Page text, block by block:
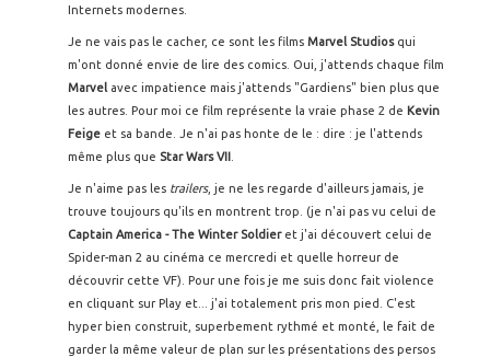
Internets modernes.
Je ne vais pas le cacher, ce sont les films Marvel Studios qui
m'ont donné envie de lire des comics. Oui, j'attends chaque film
Marvel avec impatience mais j'attends "Gardiens" bien plus que
les autres. Pour moi ce film représente la vraie phase 2 de Kevin
Feige et sa bande. Je n'ai pas honte de le : dire : je l'attends
même plus que Star Wars VII
Je n'aime pas les trailers, je ne les regarde d'ailleurs jamais, je
trouve toujours qu'ils en montrent trop. (je n'ai pas vu celui de
Captain America - The Winter Soldier et j'ai découvert celui de
Spider-man 2 au cinéma ce mercredi et quelle horreur de
découvrir cette VF). Pour une fois je me suis donc fait violence
en cliquant sur Play et... j'ai totalement pris mon pied. C'est
hyper bien construit, superbement rythmé et monté, le fait de
garder la même valeur de plan sur les présentations des persos